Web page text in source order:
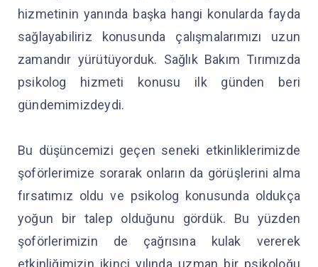
hizmetinin yanında başka hangi konularda fayda
sağlayabiliriz konusunda çalışmalarımızı uzun
zamandır yürütüyorduk. Sağlık Bakım Tırımızda
psikolog hizmeti konusu ilk günden beri
gündemimizdeydi.
Bu düşüncemizi geçen seneki etkinliklerimizde
şoförlerimize sorarak onların da görüşlerini alma
fırsatımız oldu ve psikolog konusunda oldukça
yoğun bir talep olduğunu gördük. Bu yüzden
şoförlerimizin de çağrısına kulak vererek
etkinliğimizin ikinci yılında uzman bir psikoloğu